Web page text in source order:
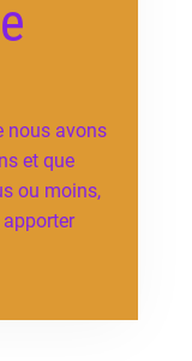
nous avons
et que
ou moins,